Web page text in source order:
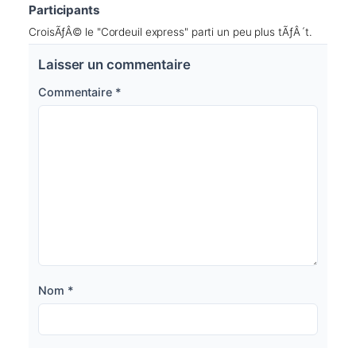
Participants
CroisÃƒÂ© le "Cordeuil express" parti un peu plus tÃƒÂ´t.
Laisser un commentaire
Commentaire *
Nom *